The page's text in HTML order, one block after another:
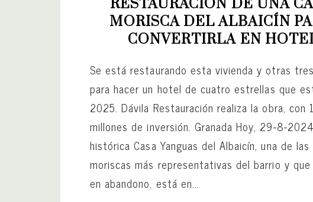
RESTAURACIÓN DE UNA
MORISCA DEL ALBAICÍN
CONVERTIRLA EN
Se está restaurando esta vivienda y otras
para hacer un hotel de cuatro estrellas que
2025. Dávila Restauración realiza la obra, con
millones de inversión. Granada Hoy, 29-8-
histórica Casa Yanguas del Albaicín, una de las
moriscas más representativas del barrio y
en abandono, está en...